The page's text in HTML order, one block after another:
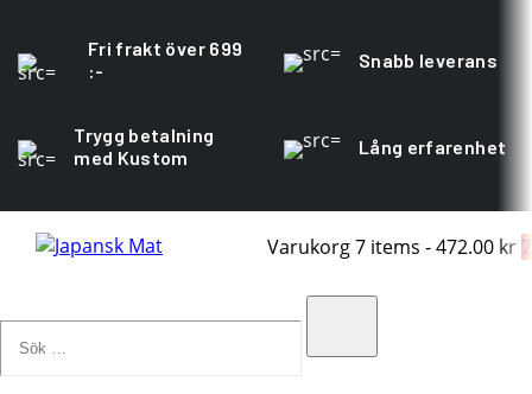
Fri frakt över 699
:-
Snabb leverans
Trygg betalning
med Kustom
Lång erfarenhet
Varukorg7 items -472.00 kr 7